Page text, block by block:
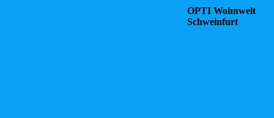
OPTI Wohnwelt
Schweinfurt